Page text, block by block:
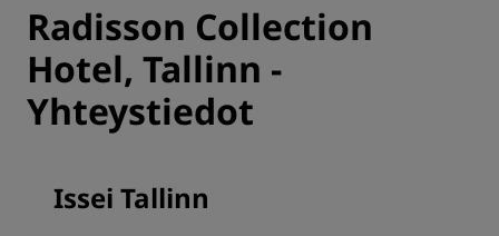
Radisson Collection
Hotel, Tallinn -
Yhteystiedot
Issei Tallinn